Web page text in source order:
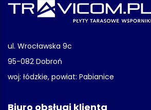
ul. Wrocławska 9c
95-082 Dobroń
woj: łódzkie, powiat: Pabianice
Biuro obsługi klienta